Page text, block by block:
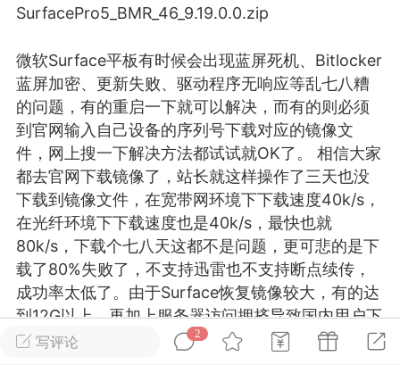
问答 闲谈 官方
任务 排行 历史
网络
VIP 7
29 21:24
电脑端 Surface Laptop Go 2
Laptop Go 2镜像
网盘下载
Laptop Go 2 i5/8/128 – Windows
写评论
2
SurfacePro5_BMR_46_9.19.0.0.zip
微软Surface平板有时候会出现蓝屏死机、Bitlocker
蓝屏加密、更新失败、驱动程序无响应等乱七八糟
的问题，有的重启一下就可以解决，而有的则必须
到官网输入自己设备的序列号下载对应的镜像文
件，网上搜一下解决方法都试试就OK了。 相信大家
都去官网下载镜像了，站长就这样操作了三天也没
下载到镜像文件，在宽带网环境下下载速度40k/s，
在光纤环境下下载速度也是40k/s，最快也就
80k/s，下载个七八天这都不是问题，更可悲的是下
载了80%失败了，不支持迅雷也不支持断点续传，
成功率太低了。由于Surface恢复镜像较大，有的达
到12G以上，再加上服务器访问拥挤导致国内用户下
载频出问题。